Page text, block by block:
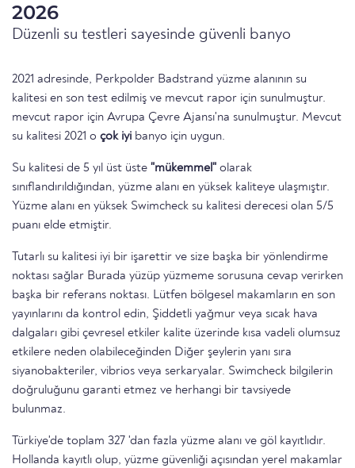
2026
Düzenli su testleri sayesinde güvenli banyo
2021 adresinde, Perkpolder Badstrand yüzme alanının su
kalitesi en son test edilmiş ve mevcut rapor için sunulmuştur.
mevcut rapor için Avrupa Çevre Ajansı'na sunulmuştur. Mevcut
su kalitesi 2021 o çok iyi banyo için uygun.
Su kalitesi de 5 yıl üst üste "mükemmel" olarak
sınıflandırıldığından, yüzme alanı en yüksek kaliteye ulaşmıştır.
Yüzme alanı en yüksek Swimcheck su kalitesi derecesi olan 5/5
puanı elde etmiştir.
Tutarlı su kalitesi iyi bir işarettir ve size başka bir yönlendirme
noktası sağlar Burada yüzüp yüzmeme sorusuna cevap verirken
başka bir referans noktası. Lütfen bölgesel makamların en son
yayınlarını da kontrol edin, Şiddetli yağmur veya sıcak hava
dalgaları gibi çevresel etkiler kalite üzerinde kısa vadeli olumsuz
etkilere neden olabileceğinden Diğer şeylerin yanı sıra
siyanobakteriler, vibrios veya serkaryalar. Swimcheck bilgilerin
doğruluğunu garanti etmez ve herhangi bir tavsiyede
bulunmaz.
Türkiye'de toplam 327 'dan fazla yüzme alanı ve göl kayıtlıdır.
Hollanda kayıtlı olup, yüzme güvenliği açısından yerel makamlar